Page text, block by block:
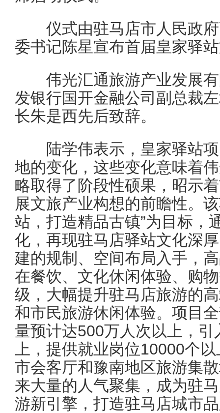
仪式由驻马店市人民政府
委书记陈星宣布首届皇家驿
伟光汇通旅游产业发展有
发银行国开金融公司副总裁
长朱是西先后致辞。
陆学伟表示，皇家驿站项
地的变化，这些变化意味着
略取得了阶段性硕果，昭示
展文旅产业构想的前瞻性。
站，打造精品古镇”为目标，
化，再现驻马店驿站文化深
建的规制、空间布局入手，
在餐饮、文化休闲体验、购
级，大幅提升驻马店旅游的
和市民旅游休闲体验。项目
量预计达500万人次以上，
上，提供就业岗位10000个
市会客厅和豫南地区旅游集
来大量的人气聚集，成为驻
游新引擎，打造驻马店城市